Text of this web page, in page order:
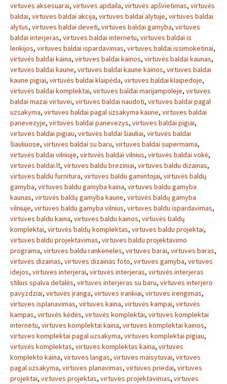
virtuves aksesuarai, virtuves apdaila, virtuvės apšvietimas, virtuvės
baldai, virtuves baldai akcija, virtuves baldai alytuje, virtuves baldai
alytus, virtuves baldai deveti, virtuves baldai gamyba, virtuves
baldai interjeras, virtuves baldai internetu, virtuves baldai is
lenkijos, virtuves baldai ispardavimas, virtuves baldai issimoketinai,
virtuvės baldai kaina, virtuves baldai kainos, virtuvės baldai kaunas,
virtuvės baldai kaune, virtuves baldai kaune kainos, virtuves baldai
kaune pigiai, virtuvės baldai klaipėda, virtuves baldai klaipedoje,
virtuvės baldai komplektai, virtuves baldai marijampoleje, virtuves
baldai mazai virtuvei, virtuves baldai naudoti, virtuves baldai pagal
uzsakyma, virtuves baldai pagal uzsakyma kaune, virtuves baldai
panevezyje, virtuves baldai panevezys, virtuves baldai pigiai,
virtuves baldai pigiau, virtuvės baldai šiauliai, virtuvės baldai
šiauliuose, virtuves baldai su baru, virtuves baldai supermama,
virtuvės baldai vilniuje, virtuvės baldai vilnius, virtuvės baldai vokė,
virtuves baldai.lt, virtuves baldu breziniai, virtuves baldu dizainas,
virtuves baldu furnitura, virtuves baldu gamintojai, virtuvės baldų
gamyba, virtuves baldu gamyba kaina, virtuves baldu gamyba
kaunas, virtuvės baldų gamyba kaune, virtuvės baldų gamyba
vilniuje, virtuves baldu gamyba vilnius, virtuves baldu ispardavimas,
virtuves baldu kaina, virtuves baldu kainos, virtuvės baldų
komplektai, virtuvės baldų komplektas, virtuves baldu projektai,
virtuves baldu projektavimas, virtuves baldu projektavimo
programa, virtuves baldu rankeneles, virtuves barai, virtuves baras,
virtuvės dizainas, virtuves dizainas foto, virtuves gamyba, virtuves
idejos, virtuves interjerai, virtuvės interjeras, virtuvės interjeras
stilius spalva detalės, virtuves interjeras su baru, virtuves interjero
pavyzdziai, virtuvės įranga, virtuves irankiai, virtuves irengimas,
virtuves isplanavimas, virtuves kaina, virtuvės kampai, virtuvės
kampas, virtuvės kėdės, virtuvės komplektai, virtuves komplektai
internetu, virtuves komplektai kaina, virtuves komplektai kainos,
virtuves komplektai pagal uzsakyma, virtuves komplektai pigiau,
virtuvės komplektas, virtuves komplektas kaina, virtuves
komplekto kaina, virtuves langas, virtuves maisytuvai, virtuves
pagal uzsakyma, virtuves planavimas, virtuves priedai, virtuves
projektai, virtuves projektas, virtuves projektavimas, virtuves